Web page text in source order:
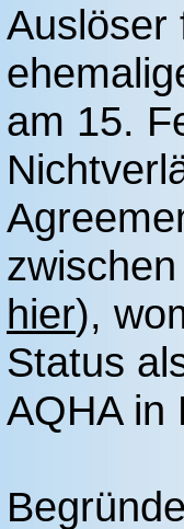
Auslöser
am 15.
hier),
Status
AQHA in